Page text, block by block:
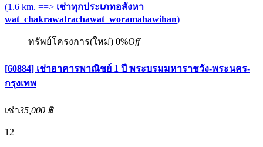
(1.6 km. ==> เช่าทุกประเภทอสังหา
wat_chakrawatrachawat_woramahawihan)
ทรัพย์โครงการ(ใหม่) 0%Off
[60884] เช่าอาคารพาณิชย์ 1 ปี พระบรมมหาราชวัง-พระนคร-
กรุงเทพ
เช่า35,000 ฿
12